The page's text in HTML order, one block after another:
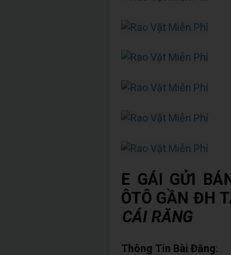
E GÁI GỬI
ÔTÔ GẦN ĐH
CÁI RĂNG
Thông Tin Bài Đăng: